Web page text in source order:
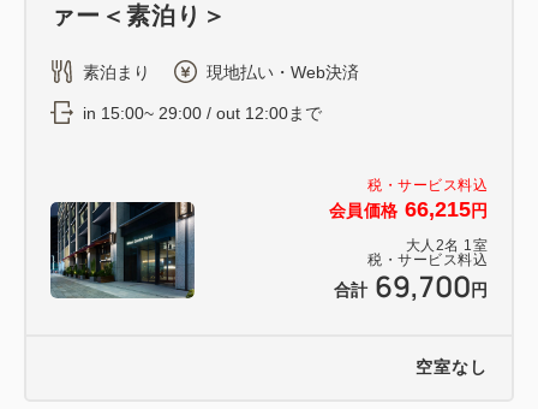
税・サービス料込
会員価格 66,215円
大人 2名 1 室
税・サービス料込
合計 69,700円
ァー＜素泊り＞
素泊まり 現地払い・Web決済
in 15:00~ 29:00 / out 12:00まで
空室なし